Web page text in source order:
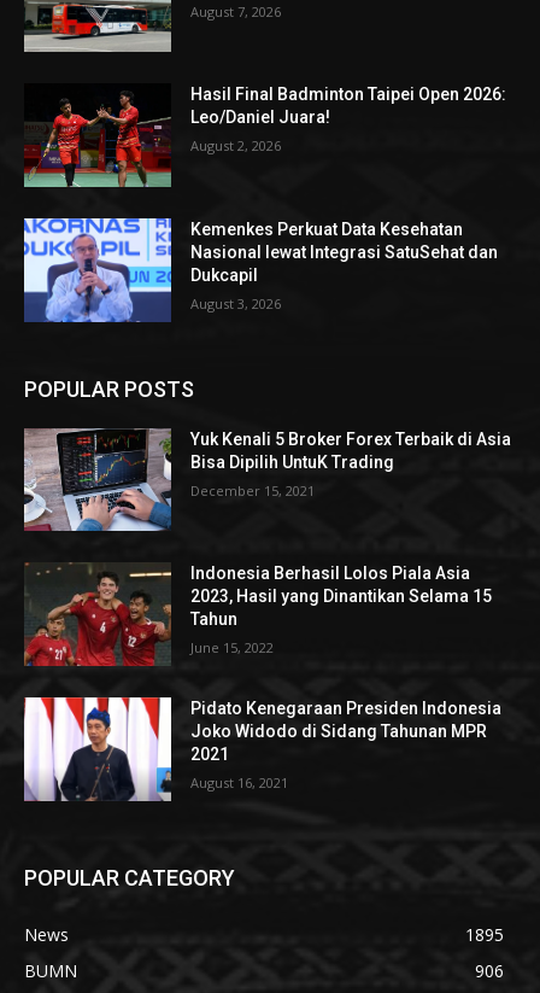
August 7, 2026
Hasil Final Badminton Taipei Open 2026:
Leo/Daniel Juara!
August 2, 2026
Kemenkes Perkuat Data Kesehatan
Nasional lewat Integrasi SatuSehat dan
Dukcapil
August 3, 2026
POPULAR POSTS
Yuk Kenali 5 Broker Forex Terbaik di Asia
Bisa Dipilih UntuK Trading
December 15, 2021
Indonesia Berhasil Lolos Piala Asia
2023, Hasil yang Dinantikan Selama 15
Tahun
June 15, 2022
Pidato Kenegaraan Presiden Indonesia
Joko Widodo di Sidang Tahunan MPR
2021
August 16, 2021
POPULAR CATEGORY
News
1895
BUMN
906